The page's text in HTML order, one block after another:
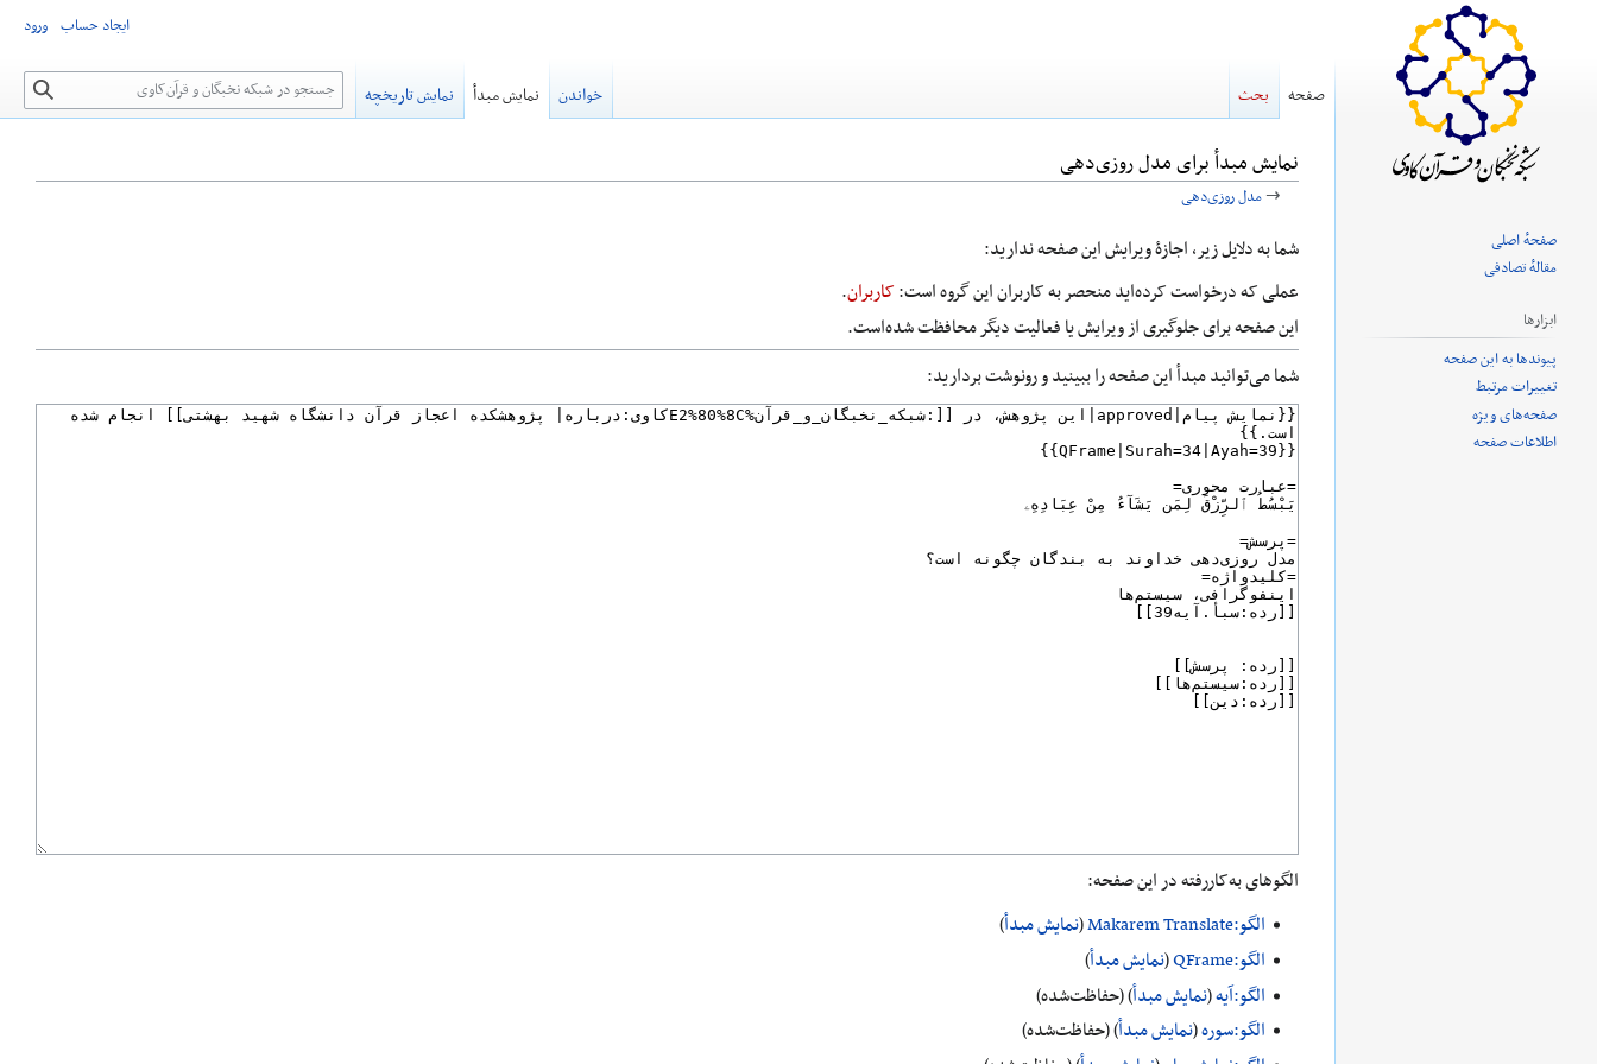
نمایش مبدأ برای مدل روزی‌دهی
→مدل روزی‌دهی
پرش
به
ناوبری
پرش
به
جستجو
شما به دلایل زیر، اجازهٔ ویرایش این صفحه ندارید:
عملی که درخواست کرده‌اید منحصر به کاربران این گروه است:کاربران.
این صفحه برای جلوگیری از ویرایش یا فعالیت دیگر محافظت شده‌است.
شما می‌توانید مبدأ این صفحه را ببینید و رونوشت بردارید:
الگوهای به‌کاررفته در این صفحه:
الگو:Makarem Translate
(نمایش مبدأ)
الگو:QFrame
(نمایش مبدأ)
الگو:آیه(نمایش مبدأ) (حفاظت‌شده)
الگو:سوره(نمایش مبدأ) (حفاظت‌شده)
ایجاد حساب ورود
صفحه بحث خواندن نمایش مبدأ نمایش تاریخچه جستجو
صفحهٔ اصلی
مقالهٔ تصادفی
ابزارها
پیوندها به این صفحه
تغییرات مرتبط
صفحه‌های ویژه
اطلاعات صفحه